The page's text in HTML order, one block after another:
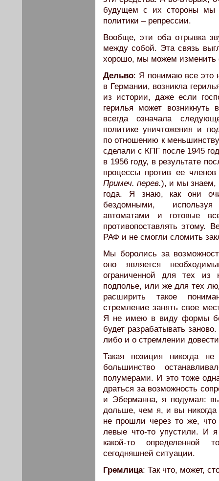
будущем с их стороны мы
политики – репрессии.
Вообще, эти оба отрывка
между собой. Эта связь
хорошо, мы можем
Дельво: Я понимаю все это
в Германии, возникла
из истории, даже если
герилья может
всегда означала
политике уничтожения и
по отношению к
сделали с КПГ после 1945
в 1956 году, в результате
процессы против ее
Примеч. перев.), и мы знаем,
года. Я знаю, как они
бездомными, используя
автоматами и готовые
противопоставлять этому.
РАФ и не смогли сломить
Мы боролись за
оно является
ограниченной для тех
подполье, или же для тех
расширить такое
стремление занять свое
Я не имею в виду формы
будет разрабатывать
либо и о стремлении
Такая позиция никогда
большинство
полумерами. И это тоже
драться за возможность
и Эберманна, я подумал:
дольше, чем я, и вы
не прошли через то же,
левые что-то упустили. И
какой-то
сегодняшней ситуации.
Гремлица: Так что, может,